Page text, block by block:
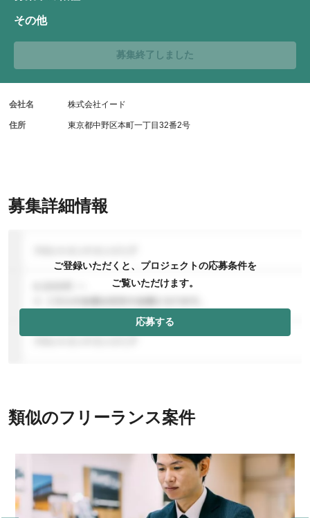
募集詳細情報
ご登録いただくと、プロジェクトの応募条件を
ご覧いただけます。
応募する
その他
募集終了しました
会社名 株式会社イード
住所 東京都中野区本町一丁目32番2号
類似のフリーランス案件